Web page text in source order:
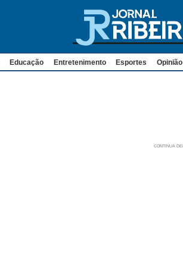
Educação Entretenimento Esportes Opinião